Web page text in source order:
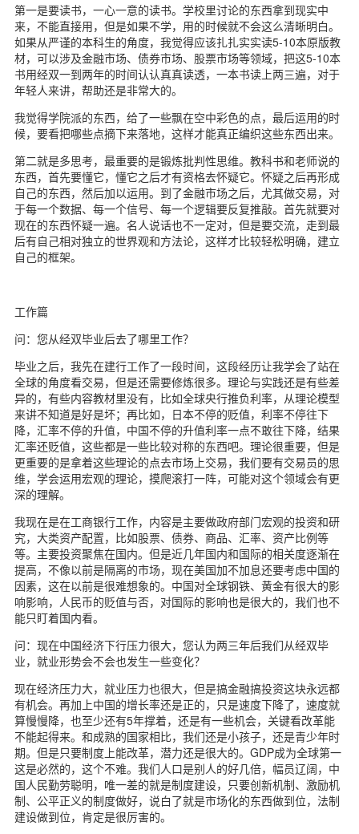
第一是要读书，一心一意的读书。学校里讨论的东西拿到现实中
来，不能直接用，但是如果不学，用的时候就不会这么清晰明白。
如果从严谨的本科生的角度，我觉得应该扎扎实实读5-10本原版教
材，可以涉及金融市场、债券市场、股票市场等领域，把这5-10本
书用经双一到两年的时间认认真真读透，一本书读上两三遍，对于
年轻人来讲，帮助还是非常大的。
我觉得学院派的东西，给了一些飘在空中彩色的点，最后运用的时
候，要看把哪些点摘下来落地，这样才能真正编织这些东西出来。
第二就是多思考，最重要的是锻炼批判性思维。教科书和老师说的
东西，首先要懂它，懂它之后才有资格去怀疑它。怀疑之后再形成
自己的东西，然后加以运用。到了金融市场之后，尤其做交易，对
于每一个数据、每一个信号、每一个逻辑要反复推敲。首先就要对
现在的东西怀疑一遍。名人说话也不一定对，但是要交流，走到最
后有自己相对独立的世界观和方法论，这样才比较轻松明确，建立
自己的框架。
工作篇
问：您从经双毕业后去了哪里工作？
毕业之后，我先在建行工作了一段时间，这段经历让我学会了站在
全球的角度看交易，但是还需要修炼很多。理论与实践还是有些差
异的，有些内容教材里没有，比如全球央行推负利率，从理论模型
来讲不知道是好是坏；再比如，日本不停的贬值，利率不停往下
降，汇率不停的升值，中国不停的升值利率一点不敢往下降，结果
汇率还贬值，这些都是一些比较对称的东西吧。理论很重要，但是
更重要的是拿着这些理论的点去市场上交易，我们要有交易员的思
维，学会运用宏观的理论，摸爬滚打一阵，可能对这个领域会有更
深的理解。
我现在是在工商银行工作，内容是主要做政府部门宏观的投资和研
究，大类资产配置，比如股票、债券、商品、汇率、资产比例等
等。主要投资聚焦在国内。但是近几年国内和国际的相关度逐渐在
提高，不像以前是隔离的市场，现在美国加不加息还要考虑中国的
因素，这在以前是很难想象的。中国对全球钢铁、黄金有很大的影
响影响，人民币的贬值与否，对国际的影响也是很大的，我们也不
能只盯着国内看。
问：现在中国经济下行压力很大，您认为两三年后我们从经双毕
业，就业形势会不会也发生一些变化？
现在经济压力大，就业压力也很大，但是搞金融搞投资这块永远都
有机会。再加上中国的增长率还是正的，只是速度下降了，速度就
算慢慢降，也至少还有5年撑着，还是有一些机会，关键看改革能
不能起得来。和成熟的国家相比，我们还是小孩子，还是青少年时
期。但是只要制度上能改革，潜力还是很大的。GDP成为全球第一
这是必然的，这个不难。我们人口是别人的好几倍，幅员辽阔，中
国人民勤劳聪明，唯一差的就是制度建设，只要创新机制、激励机
制、公平正义的制度做好，说白了就是市场化的东西做到位，法制
建设做到位，肯定是很厉害的。